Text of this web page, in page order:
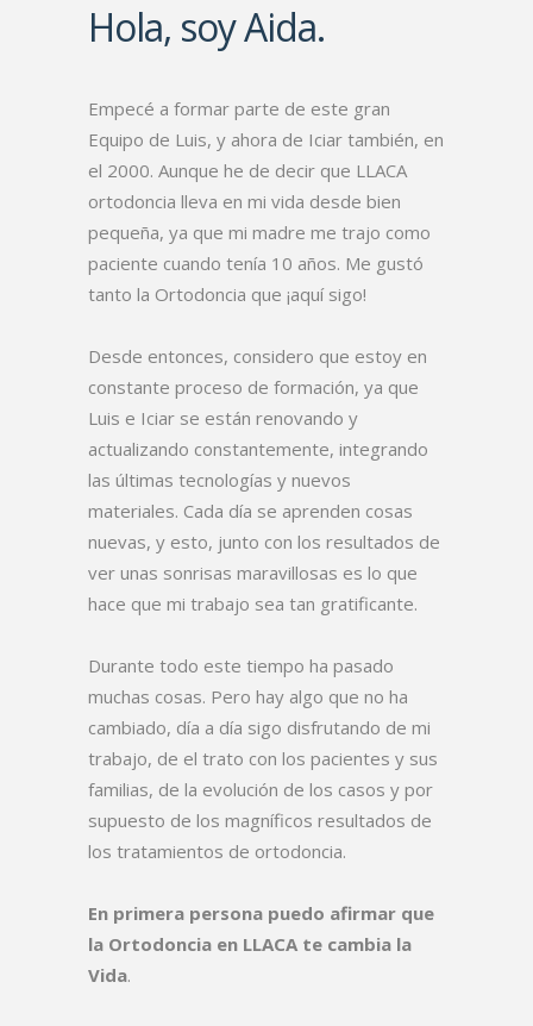
Hola, soy Aida.
Empecé a formar parte de este gran
Equipo de Luis, y ahora de Iciar también, en
el 2000. Aunque he de decir que LLACA
ortodoncia lleva en mi vida desde bien
pequeña, ya que mi madre me trajo como
paciente cuando tenía 10 años. Me gustó
tanto la Ortodoncia que ¡aquí sigo!
Desde entonces, considero que estoy en
constante proceso de formación, ya que
Luis e Iciar se están renovando y
actualizando constantemente, integrando
las últimas tecnologías y nuevos
materiales. Cada día se aprenden cosas
nuevas, y esto, junto con los resultados de
ver unas sonrisas maravillosas es lo que
hace que mi trabajo sea tan gratificante.
Durante todo este tiempo ha pasado
muchas cosas. Pero hay algo que no ha
cambiado, día a día sigo disfrutando de mi
trabajo, de el trato con los pacientes y sus
familias, de la evolución de los casos y por
supuesto de los magníficos resultados de
los tratamientos de ortodoncia.
En primera persona puedo afirmar que
la Ortodoncia en LLACA te cambia la
Vida.